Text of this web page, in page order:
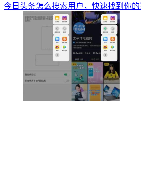
今日头条怎么搜索用户，快速找到你的